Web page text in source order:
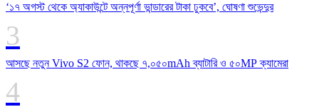
‘১৭ অগস্ট থেকে অ্যাকাউন্টে অন্নপূর্ণা ভান্ডারের টাকা ঢুকবে’, ঘোষণা শুভেন্দুর
আসছে নতুন Vivo S2 ফোন, থাকছে ৭,০৫০mAh ব্যাটারি ও ৫০MP ক্যামেরা